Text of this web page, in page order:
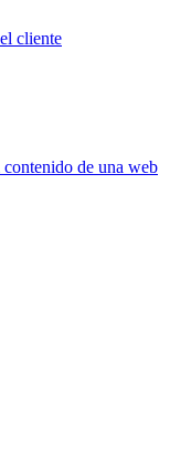
cliente
de una web